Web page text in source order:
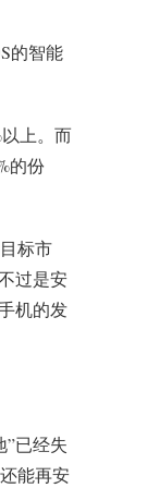
的智能
上。而
的份
标市
过是安
机的发
”已经失
能再安